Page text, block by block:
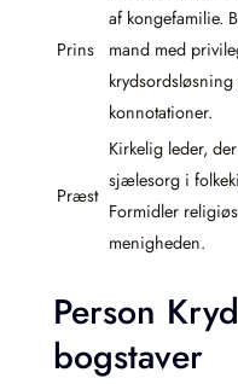
Prins
af kongefamilie.
mand med
konnotationer.
Præst
Kirkelig leder,
sjælesorg i
Formidler
menigheden.
Person
bogstaver